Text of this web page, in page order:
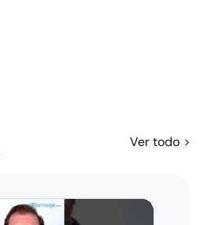
Ver todo